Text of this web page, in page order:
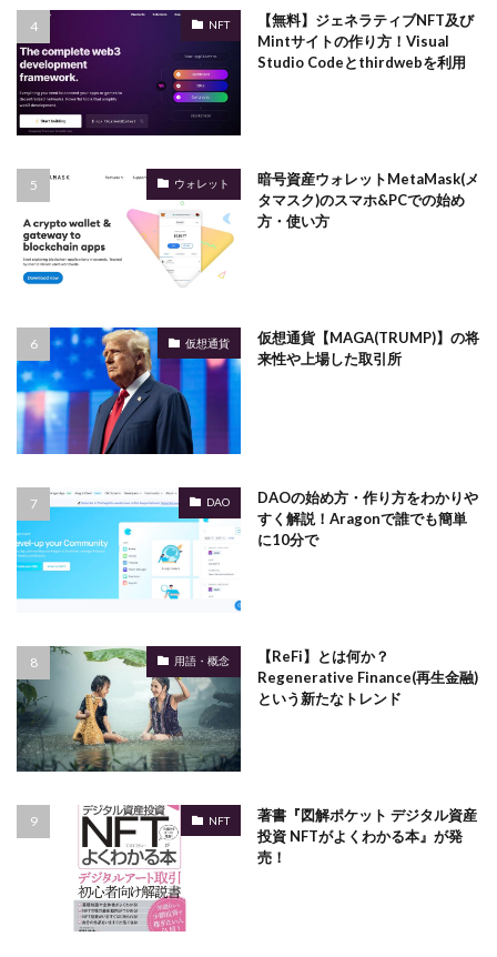
NFT
【無料】ジェネラティブNFT及び
Mintサイトの作り方！Visual
Studio Codeとthirdwebを利用
ウォレット
暗号資産ウォレットMetaMask(メ
タマスク)のスマホ&PCでの始め
方・使い方
仮想通貨
仮想通貨【MAGA(TRUMP)】の将
来性や上場した取引所
DAO
DAOの始め方・作り方をわかりや
すく解説！Aragonで誰でも簡単
に10分で
用語・概念
【ReFi】とは何か？
Regenerative Finance(再生金融)
という新たなトレンド
NFT
著書『図解ポケット デジタル資産
投資 NFTがよくわかる本』が発
売！